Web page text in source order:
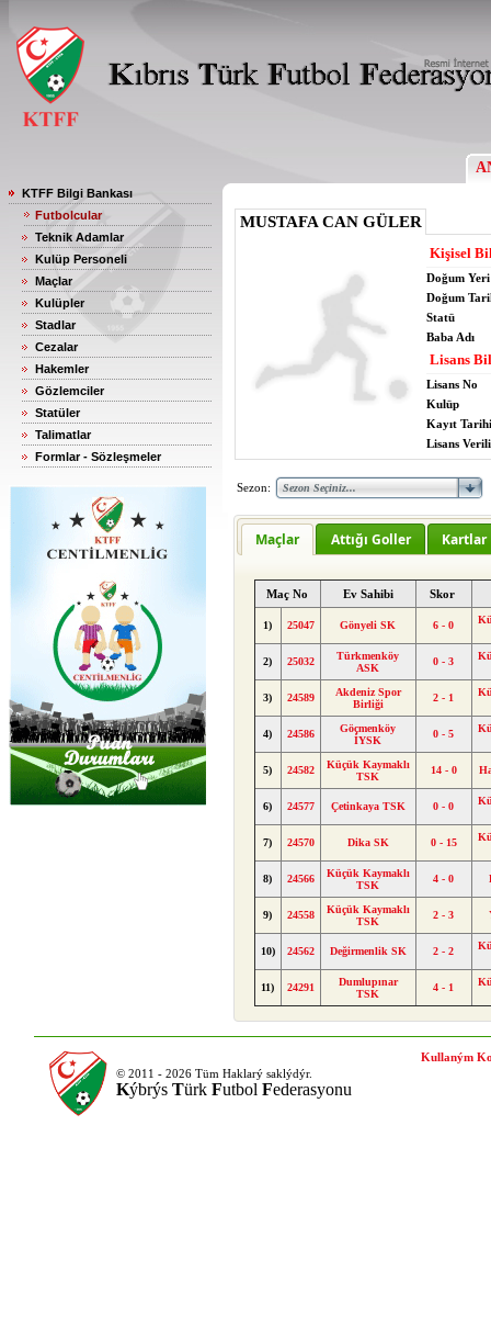
KTFF Bilgi Bankası
Futbolcular
Teknik Adamlar
Kulüp Personeli
Maçlar
Kulüpler
Stadlar
Cezalar
Hakemler
Gözlemciler
Statüler
Talimatlar
Formlar - Sözleşmeler
MUSTAFA CAN GÜLER
Kişisel
Doğum Yeri
Doğum
Statü
Baba Adı
Lisans
Lisans No
Kulüp
Kayıt Tarihi
Lisans
Sezon:
Maçlar Attığı Goller Kartlar
Maç No Ev Sahibi Skor
1) 25047 Gönyeli SK 6 - 0
2) 25032
Türkmenköy
ASK
0 - 3
3) 24589
Akdeniz Spor
Birliği
2 - 1
4) 24586
Göçmenköy
İYSK
0 - 5
5) 24582
Küçük Kaymaklı
TSK
14 - 0
6) 24577 Çetinkaya TSK 0 - 0
7) 24570 Dika SK 0 - 15
8) 24566
Küçük Kaymaklı
TSK
4 - 0
9) 24558
Küçük Kaymaklı
TSK
2 - 3
10) 24562 Değirmenlik SK 2 - 2
11) 24291
Dumlupınar
TSK
4 - 1
© 2011 - 2026 Tüm Haklarý saklýdýr.
Kýbrýs Türk Futbol Federasyonu
Kullaným